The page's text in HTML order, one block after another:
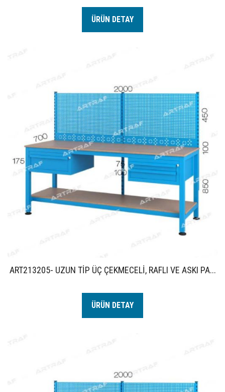
ÜRÜN DETAY
ART213205- UZUN TİP ÜÇ ÇEKMECELİ, RAFLI VE ASKI PA...
ÜRÜN DETAY